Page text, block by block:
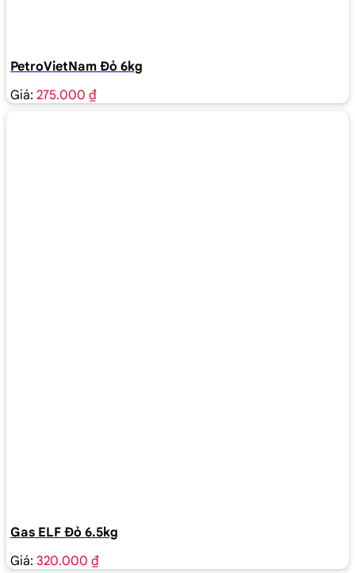
PetroVietNam Đỏ 6kg
Giá: 275.000 ₫
Gas ELF Đỏ 6.5kg
Giá: 320.000 ₫